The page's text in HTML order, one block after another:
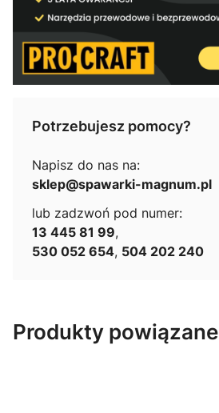
Potrzebujesz pomocy?
Napisz do nas na:
sklep@spawarki-magnum.pl
lub zadzwoń pod numer:
13 445 81 99,
530 052 654, 504 202 240
Produkty powiązane